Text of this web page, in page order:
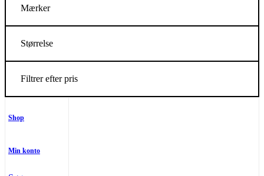
Mærker
Størrelse
Filtrer efter pris
Shop
Min konto